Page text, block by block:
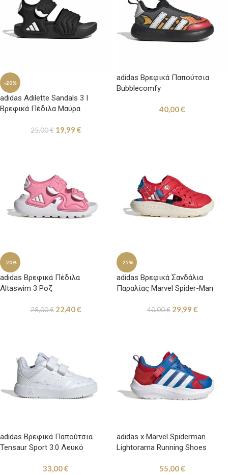
-20%
adidas Adilette Sandals 3 I
Βρεφικά Πέδιλα Μαύρα
25,00€ 19,99 €
adidas Βρεφικά Παπούτσια
Bubblecomfy
40,00€
-20%
adidas Βρεφικά Πέδιλα
Altaswim 3 Ροζ
28,00€ 22,40€
-25%
adidas Βρεφικά Σανδάλια
Παραλίας Marvel Spider-Man
40,00€ 29,99 €
adidas Βρεφικά Παπούτσια
Tensaur Sport 3.0 Λευκό
33,00€
adidas x Marvel Spiderman
Lightorama Running Shoes
Κόκκινα / Μπλε55,00€